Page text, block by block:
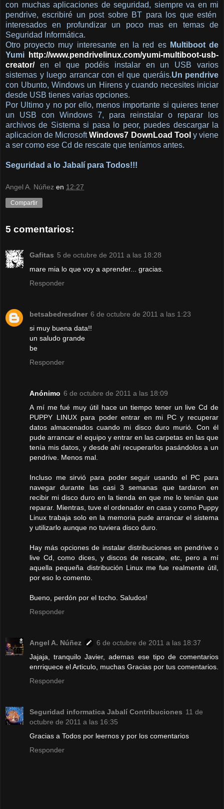
con muchas aplicaciones de seguridad, siempre va en mi
pendrive, escribiré un post sobre BT para los que estén
interesados en profundizar un poco mas en temas de
Seguridad Informática.
Otro proyecto muy interesante en la red es Multiboot de
Yumi
http://www.pendrivelinux.com/yumi-multiboot-usb-
creator/en el que podéis instalar en un USB varios
sistemas y luego arrancar con el que queráis.Un pendrive
con Ubunto, Windows un Hirens y cuando necesites iniciar
desde USB tienes varias opciones.
Por Ultimo y no por ello, menos importante si quieres tener
un USB con Windows 7, para reinstalar o reparar los
archivos de Sistema si pasa lo peor, puedes descargar la
aplicacion de MicrosoftWindows7 DownLoad Tool y viene
a ser como ese Cd de rescate que teníamos antes.
Seguridad a lo Jabalí para Todos!!!
Angel A. Núñez en 12:27
Compartir
5 comentarios:
Gafitas 5 de octubre de 2011 a las 18:28
mare mia lo que voy a aprender... gracias.
Responder
betsabedresdner 6 de octubre de 2011 a las 1:23
si muy buena data!!
un saludo grande
be
Responder
Anónimo 6 de octubre de 2011 a las 18:09
A mí me fué muy útil hace un tiempo tener un live Cd de
PUPPY LINUX para poder entrar en mi PC y recuperar
datos almacenados cuando mi disco duro murió. Con él
pude arrancar el equipo y entrar en las carpetas en las que
tenía mis datos, y desde ahí recuperarlos pasándolos a un
pendrive. Menos mal.
Incluso me sirvió para poder seguir usando el PC para
navegar durante las casi 3 semanas que tardaron en
recibir mi disco duro en la tienda en que me lo tenían que
reparar. Mientras, tuve el ordenador en casa y como Puppy
Linux trabaja solo en la memoria pude arrancar el sistema
y utilizarlo aunque no tuviera disco duro.
Hay más opciones de instalar distribuciones en pendrive o
live Cd, como dices, y discos de rescate, etc, pero a mí
aquella pequeña distribución Linux me fue realmente útil,
por eso lo comento.
Bueno, perdón por el tocho. Saludos!
Responder
Angel A. Núñez
6 de octubre de 2011 a las 18:37
Jajaja, tranquilo Javier, ademas ese tipo de comentarios
enrriquece el Articulo, muchas Gracias por tus comentarios.
Responder
Seguridad informatica Jabalí Contribuciones 11 de
octubre de 2011 a las 16:35
Gracias a Todos por leernos y por los comentarios
Responder